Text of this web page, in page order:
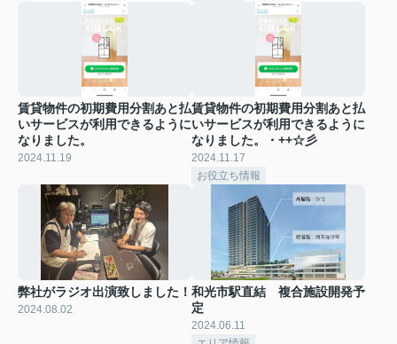
賃貸物件の初期費用分割あと払
いサービスが利用できるように
なりました。
2024.11.19
賃貸物件の初期費用分割あと払
いサービスが利用できるように
なりました。・++☆彡
2024.11.17
お役立ち情報
弊社がラジオ出演致しました！
2024.08.02
和光市駅直結 複合施設開発予
定
2024.06.11